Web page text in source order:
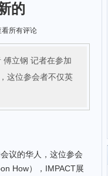
的
看所有评论
傅立钢 记者在参加
这位参会者不仅英
议的华人，这位参会
How），IMPACT展